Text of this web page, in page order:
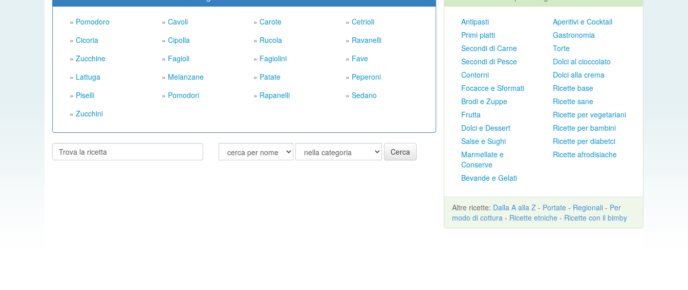
» Pomodoro » Cavoli » Carote » Cetrioli
» Cicoria » Cipolla » Rucola » Ravanelli
» Zucchine » Fagioli » Fagiolini » Fave
» Lattuga » Melanzane » Patate » Peperoni
» Piselli » Pomodori » Rapanelli » Sedano
» Zucchini
Cerca Cerca
Antipasti
Primi piatti
Secondi di Carne
Secondi di Pesce
Contorni
Focacce e Sformati
Brodi e Zuppe
Frutta
Dolci e Dessert
Salse e Sughi
Marmellate e
Conserve
Bevande e Gelati
Aperitivi e Cocktail
Gastronomia
Torte
Dolci al cioccolato
Dolci alla crema
Ricette base
Ricette sane
Ricette per vegetariani
Ricette per bambini
Ricette per diabetci
Ricette afrodisiache
Altre ricette: Dalla A alla Z - Portate - Regionali - Per
modo di cottura - Ricette etniche - Ricette con il bimby